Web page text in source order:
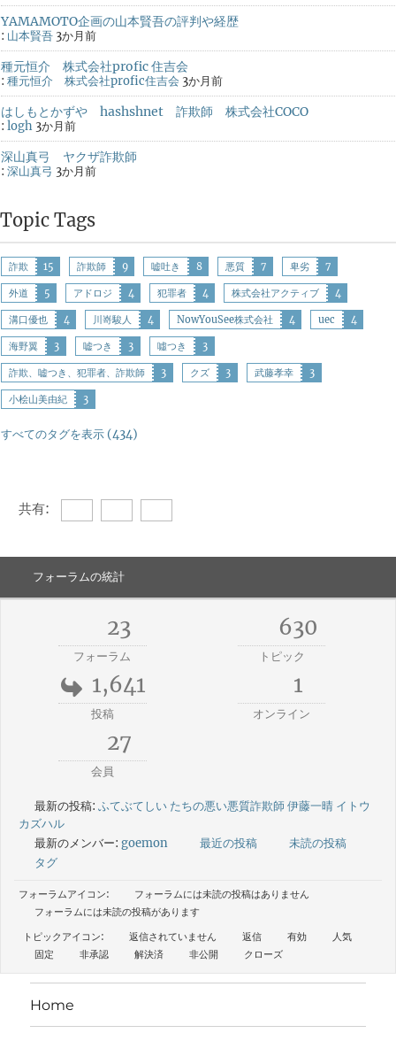
YAMAMOTO企画の山本賢吾の評判や経歴
: 山本賢吾 3か月前
種元恒介 株式会社profic 住吉会
: 種元恒介 株式会社profic住吉会 3か月前
はしもとかずや hashshnet 詐欺師 株式会社COCO
: logh 3か月前
深山真弓 ヤクザ詐欺師
: 深山真弓 3か月前
Topic Tags
詐欺 15 詐欺師 9 嘘吐き 8 悪質 7 卑劣 7
外道 5 アドロジ 4 犯罪者 4 株式会社アクティブ 4
溝口優也 4 川嵜駿人 4 NowYouSee株式会社 4 uec 4
海野翼 3 嘘つき 3 噓つき 3
詐欺、嘘つき、犯罪者、詐欺師 3 クズ 3 武藤孝幸 3
小桧山美由紀 3
すべてのタグを表示 (434)
共有:
フォーラムの統計
23
フォーラム
630
トピック
1,641
投稿
1
オンライン
27
会員
最新の投稿: ふてぶてしい たちの悪い悪質詐欺師 伊藤一晴 イトウ
カズハル
最新のメンバー: goemon 最近の投稿
未読の投稿
タグ
フォーラムアイコン:
フォーラムには未読の投稿はありません
フォーラムには未読の投稿があります
トピックアイコン:
返信されていません 返信 有効
人気
固定
非承認 解決済 非公開 クローズ
Home